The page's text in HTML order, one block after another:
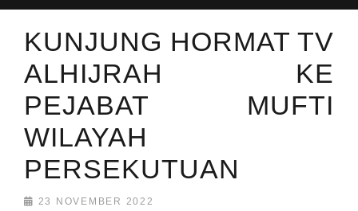
KUNJUNG HORMAT TV
ALHIJRAH KE
PEJABAT MUFTI
WILAYAH
PERSEKUTUAN
23 NOVEMBER 2022